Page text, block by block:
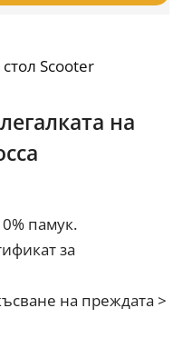
Scooter
на
памук.
за
на преждата >